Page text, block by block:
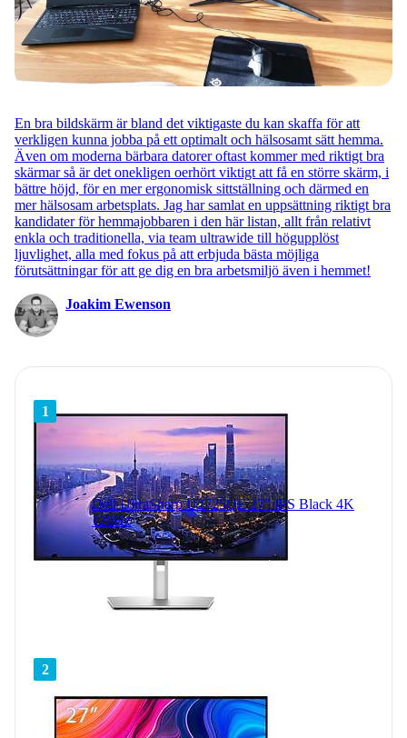
En bra bildskärm är bland det viktigaste du kan skaffa för att
verkligen kunna jobba på ett optimalt och hälsosamt sätt hemma.
Även om moderna bärbara datorer oftast kommer med riktigt bra
skärmar så är det onekligen oerhört viktigt att få en större skärm, i
bättre höjd, för en mer ergonomisk sittställning och därmed en
mer hälsosam arbetsplats. Jag har samlat en uppsättning riktigt bra
kandidater för hemmajobbaren i den här listan, allt från relativt
enkla och traditionella, via team ultrawide till högupplöst
ljuvlighet, alla med fokus på att erbjuda bästa möjliga
förutsättningar för att ge dig en bra arbetsmiljö även i hemmet!
Joakim Ewenson
1
Dell UltraSharp U2725QE 27" IPS Black 4K
120Hz
2